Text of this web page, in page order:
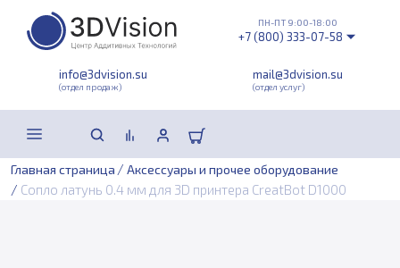
info@3dvision.su
(отдел продаж)
mail@3dvision.su
(отдел услуг)
ПН-ПТ 9:00-18:00
+7 (800) 333-07-58
Главная страница / Аксессуары и прочее оборудование
/ Сопло латунь 0.4 мм для 3D принтера CreatBot D1000